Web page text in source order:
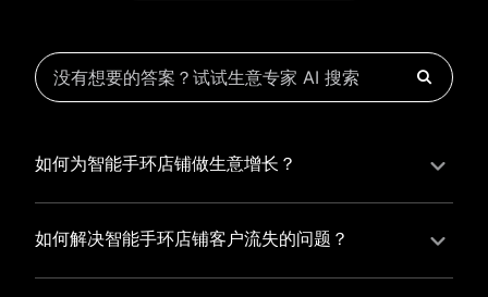
如何为智能手环店铺做生意增长？
为智能手环店铺实现持续生意增长，您可以通过有赞新
零售的一体化解决方案，整合线上线下资源，实现商品
手环店铺的运营效率，促进业务增长。
如何解决智能手环店铺客户流失的问题？
智能手环店铺精细化运营，有赞私域运营助您轻松解决